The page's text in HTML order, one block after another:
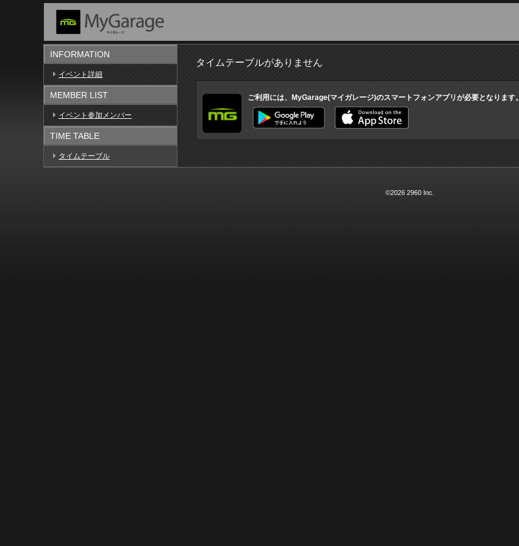
INFORMATION
イベント詳細
MEMBER LIST
イベント参加メンバー
TIME TABLE
タイムテーブル
タイムテーブルがありません
ご利用には、MyGarage(マイガレージ)のスマートフォンアプリが必要となります。
©2026 2960 Inc.